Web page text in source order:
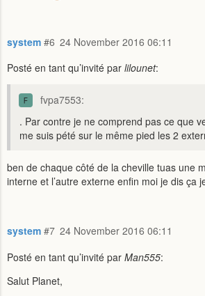
system 24 November 2016 06:11
#6
Posté en tant qu’invité par lilounet:
fvpa7553:
. Par contre je ne comprend pas ce que
me suis pété sur le même pied les 2
ben de chaque côté de la cheville tuas une
interne et l’autre externe enfin moi je dis ça
system 24 November 2016 06:11
#7
Posté en tant qu’invité par Man555:
Salut Planet,